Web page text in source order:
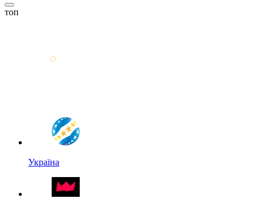
топ
Україна